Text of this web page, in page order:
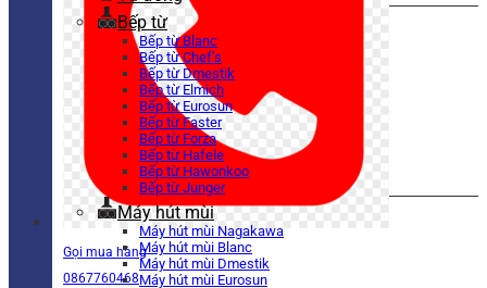
Gọi mua hàng
0867760468
Bếp từ
Bếp từ Blanc
Bếp từ Chef’s
Bếp từ Dmestik
Bếp từ Elmich
Bếp từ Eurosun
Bếp từ Faster
Bếp từ Forza
Bếp từ Hafele
Bếp từ Hawonkoo
Bếp từ Junger
Máy hút mùi
Máy hút mùi Nagakawa
Máy hút mùi Blanc
Máy hút mùi Dmestik
Máy hút mùi Eurosun